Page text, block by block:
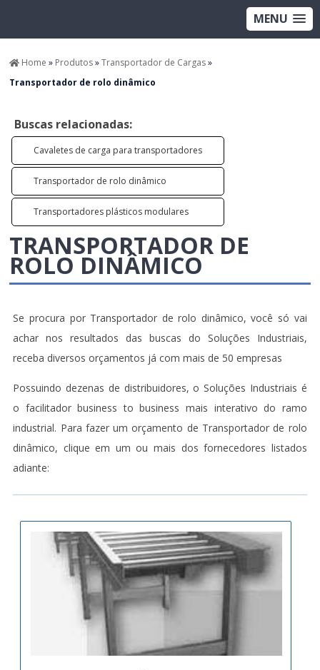
MENU
Home » Produtos»Transportador de Cargas»
Transportador de rolo dinâmico
Buscas relacionadas:
Cavaletes de carga para transportadores
Transportador de rolo dinâmico
Transportadores plásticos modulares
TRANSPORTADOR DE
ROLO DINÂMICO
Se procura por Transportador de rolo dinâmico, você só vai
achar nos resultados das buscas do Soluções Industriais,
receba diversos orçamentos já com mais de 50 empresas
Possuindo dezenas de distribuidores, o Soluções Industriais é
o facilitador business to business mais interativo do ramo
industrial. Para fazer um orçamento de Transportador de rolo
dinâmico, clique em um ou mais dos fornecedores listados
adiante: